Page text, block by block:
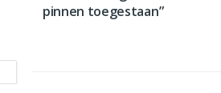
pinnen toegestaan”